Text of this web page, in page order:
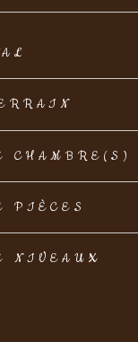
CHAMBRE(S)
PIÈCES
NIVEAUX